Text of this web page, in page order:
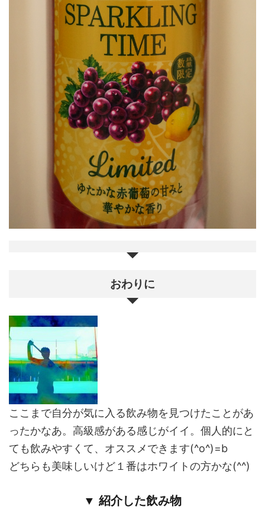
おわりに
ここまで自分が気に入る飲み物を見つけたことがあ
ったかなあ。高級感がある感じがイイ。個人的にと
ても飲みやすくて、オススメできます(^o^)=b
どちらも美味しいけど１番はホワイトの方かな(^^)
▼ 紹介した飲み物